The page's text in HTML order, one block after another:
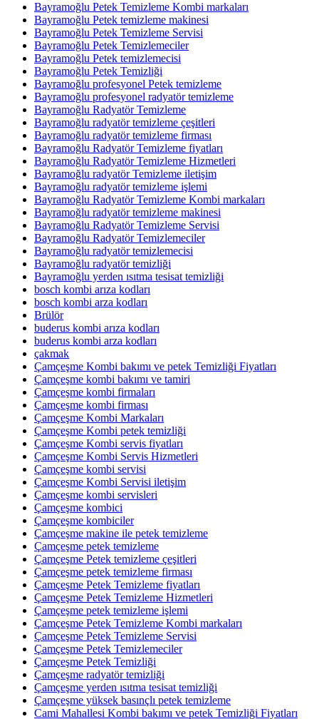
Bayramoğlu Petek Temizleme Kombi markaları
Bayramoğlu Petek temizleme makinesi
Bayramoğlu Petek Temizleme Servisi
Bayramoğlu Petek Temizlemeciler
Bayramoğlu Petek temizlemecisi
Bayramoğlu Petek Temizliği
Bayramoğlu profesyonel Petek temizleme
Bayramoğlu profesyonel radyatör temizleme
Bayramoğlu Radyatör Temizleme
Bayramoğlu radyatör temizleme çeşitleri
Bayramoğlu radyatör temizleme firması
Bayramoğlu Radyatör Temizleme fiyatları
Bayramoğlu Radyatör Temizleme Hizmetleri
Bayramoğlu radyatör Temizleme iletişim
Bayramoğlu radyatör temizleme işlemi
Bayramoğlu Radyatör Temizleme Kombi markaları
Bayramoğlu radyatör temizleme makinesi
Bayramoğlu Radyatör Temizleme Servisi
Bayramoğlu Radyatör Temizlemeciler
Bayramoğlu radyatör temizlemecisi
Bayramoğlu radyatör temizliği
Bayramoğlu yerden ısıtma tesisat temizliği
bosch kombi arıza kodları
bosch kombi arza kodları
Brülör
buderus kombi arıza kodları
buderus kombi arza kodları
çakmak
Çamçeşme Kombi bakımı ve petek Temizliği Fiyatları
Çamçeşme kombi bakımı ve tamiri
Çamçeşme kombi firmaları
Çamçeşme kombi firması
Çamçeşme Kombi Markaları
Çamçeşme Kombi petek temizliği
Çamçeşme Kombi servis fiyatları
Çamçeşme Kombi Servis Hizmetleri
Çamçeşme kombi servisi
Çamçeşme Kombi Servisi iletişim
Çamçeşme kombi servisleri
Çamçeşme kombici
Çamçeşme kombiciler
Çamçeşme makine ile petek temizleme
Çamçeşme petek temizleme
Çamçeşme Petek temizleme çeşitleri
Çamçeşme petek temizleme firması
Çamçeşme Petek Temizleme fiyatları
Çamçeşme Petek Temizleme Hizmetleri
Çamçeşme petek temizleme işlemi
Çamçeşme Petek Temizleme Kombi markaları
Çamçeşme Petek Temizleme Servisi
Çamçeşme Petek Temizlemeciler
Çamçeşme Petek Temizliği
Çamçeşme radyatör temizliği
Çamçeşme yerden ısıtma tesisat temizliği
Çamçeşme yüksek basınçlı petek temizleme
Cami Mahallesi Kombi bakımı ve petek Temizliği Fiyatları